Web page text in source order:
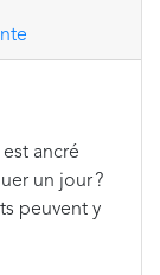
ancré
un jour ?
peuvent y